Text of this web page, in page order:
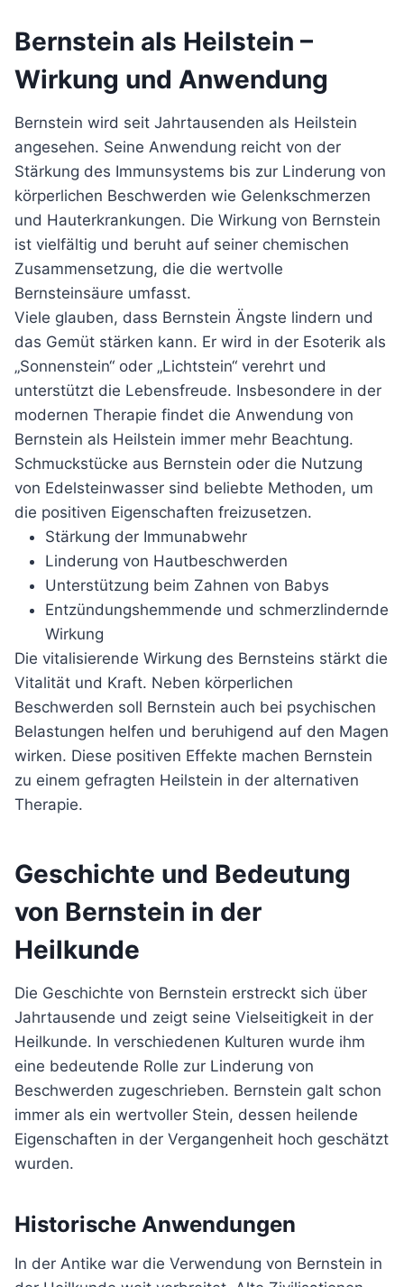
Bernstein als Heilstein –
Wirkung und Anwendung
Bernstein wird seit Jahrtausenden als Heilstein
angesehen. Seine Anwendung reicht von der
Stärkung des Immunsystems bis zur Linderung von
körperlichen Beschwerden wie Gelenkschmerzen
und Hauterkrankungen. Die Wirkung von Bernstein
ist vielfältig und beruht auf seiner chemischen
Zusammensetzung, die die wertvolle
Bernsteinsäure umfasst.
Viele glauben, dass Bernstein Ängste lindern und
das Gemüt stärken kann. Er wird in der Esoterik als
„Sonnenstein“ oder „Lichtstein“ verehrt und
unterstützt die Lebensfreude. Insbesondere in der
modernen Therapie findet die Anwendung von
Bernstein als Heilstein immer mehr Beachtung.
Schmuckstücke aus Bernstein oder die Nutzung
von Edelsteinwasser sind beliebte Methoden, um
die positiven Eigenschaften freizusetzen.
Stärkung der Immunabwehr
Linderung von Hautbeschwerden
Unterstützung beim Zahnen von Babys
Entzündungshemmende und schmerzlindernde
Wirkung
Die vitalisierende Wirkung des Bernsteins stärkt die
Vitalität und Kraft. Neben körperlichen
Beschwerden soll Bernstein auch bei psychischen
Belastungen helfen und beruhigend auf den Magen
wirken. Diese positiven Effekte machen Bernstein
zu einem gefragten Heilstein in der alternativen
Therapie.
Geschichte und Bedeutung
von Bernstein in der
Heilkunde
Die Geschichte von Bernstein erstreckt sich über
Jahrtausende und zeigt seine Vielseitigkeit in der
Heilkunde. In verschiedenen Kulturen wurde ihm
eine bedeutende Rolle zur Linderung von
Beschwerden zugeschrieben. Bernstein galt schon
immer als ein wertvoller Stein, dessen heilende
Eigenschaften in der Vergangenheit hoch geschätzt
wurden.
Historische Anwendungen
In der Antike war die Verwendung von Bernstein in